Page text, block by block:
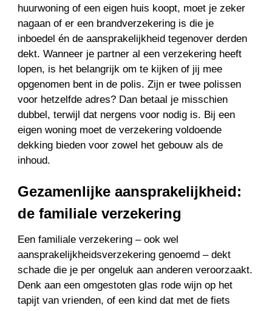
huurwoning of een eigen huis koopt, moet je zeker
nagaan of er een brandverzekering is die je
inboedel én de aansprakelijkheid tegenover derden
dekt. Wanneer je partner al een verzekering heeft
lopen, is het belangrijk om te kijken of jij mee
opgenomen bent in de polis. Zijn er twee polissen
voor hetzelfde adres? Dan betaal je misschien
dubbel, terwijl dat nergens voor nodig is. Bij een
eigen woning moet de verzekering voldoende
dekking bieden voor zowel het gebouw als de
inhoud.
Gezamenlijke aansprakelijkheid:
de familiale verzekering
Een familiale verzekering – ook wel
aansprakelijkheidsverzekering genoemd – dekt
schade die je per ongeluk aan anderen veroorzaakt.
Denk aan een omgestoten glas rode wijn op het
tapijt van vrienden, of een kind dat met de fiets